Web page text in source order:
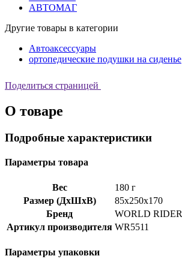
АВТОМАГ
Другие товары в категории
Автоаксессуары
ортопедические подушки на сиденье
Поделиться страницей
О товаре
Подробные характеристики
Параметры товара
Вес
180 г
Размер (ДхШхВ)
85x250x170
Бренд
WORLD RIDER
Артикул производителя WR5511
Параметры упаковки